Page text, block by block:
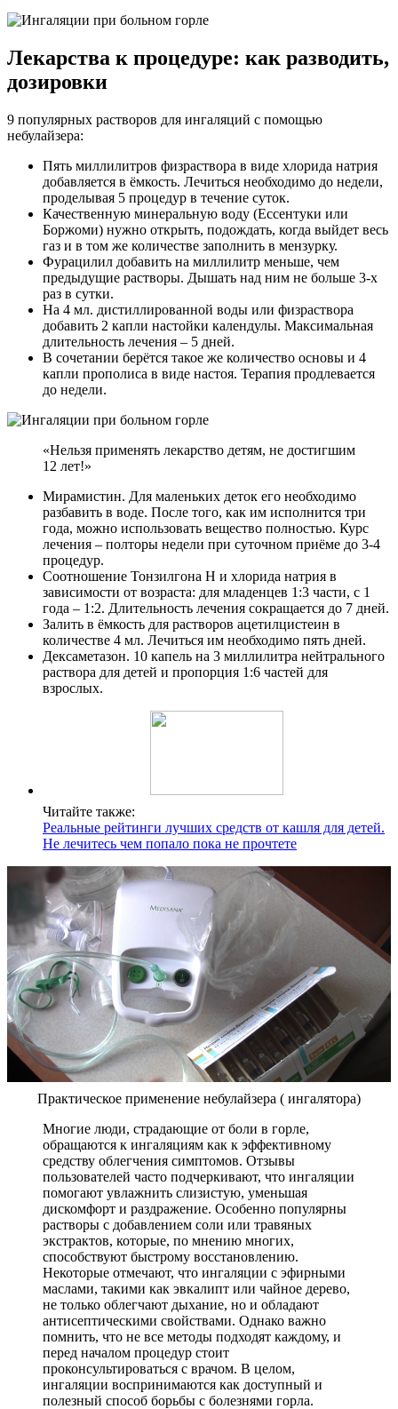
Лекарства к процедуре: как разводить,
дозировки
9 популярных растворов для ингаляций с помощью
небулайзера:
Пять миллилитров физраствора в виде хлорида натрия
добавляется в ёмкость. Лечиться необходимо до недели,
проделывая 5 процедур в течение суток.
Качественную минеральную воду (Ессентуки или
Боржоми) нужно открыть, подождать, когда выйдет весь
газ и в том же количестве заполнить в мензурку.
Фурацилил добавить на миллилитр меньше, чем
предыдущие растворы. Дышать над ним не больше 3-х
раз в сутки.
На 4 мл. дистиллированной воды или физраствора
добавить 2 капли настойки календулы. Максимальная
длительность лечения – 5 дней.
В сочетании берётся такое же количество основы и 4
капли прополиса в виде настоя. Терапия продлевается
до недели.
«Нельзя применять лекарство детям, не достигшим
12 лет!»
Мирамистин. Для маленьких деток его необходимо
разбавить в воде. После того, как им исполнится три
года, можно использовать вещество полностью. Курс
лечения – полторы недели при суточном приёме до 3-4
процедур.
Соотношение Тонзилгона Н и хлорида натрия в
зависимости от возраста: для младенцев 1:3 части, с 1
года – 1:2. Длительность лечения сокращается до 7 дней.
Залить в ёмкость для растворов ацетилцистеин в
количестве 4 мл. Лечиться им необходимо пять дней.
Дексаметазон. 10 капель на 3 миллилитра нейтрального
раствора для детей и пропорция 1:6 частей для
взрослых.
Читайте также:
Реальные рейтинги лучших средств от кашля для детей.
Не лечитесь чем попало пока не прочтете
Практическое применение небулайзера ( ингалятора)
Многие люди, страдающие от боли в горле,
обращаются к ингаляциям как к эффективному
средству облегчения симптомов. Отзывы
пользователей часто подчеркивают, что ингаляции
помогают увлажнить слизистую, уменьшая
дискомфорт и раздражение. Особенно популярны
растворы с добавлением соли или травяных
экстрактов, которые, по мнению многих,
способствуют быстрому восстановлению.
Некоторые отмечают, что ингаляции с эфирными
маслами, такими как эвкалипт или чайное дерево,
не только облегчают дыхание, но и обладают
антисептическими свойствами. Однако важно
помнить, что не все методы подходят каждому, и
перед началом процедур стоит
проконсультироваться с врачом. В целом,
ингаляции воспринимаются как доступный и
полезный способ борьбы с болезнями горла.